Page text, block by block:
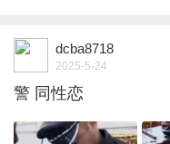
dcba8718
2025-5-24
警 同性恋